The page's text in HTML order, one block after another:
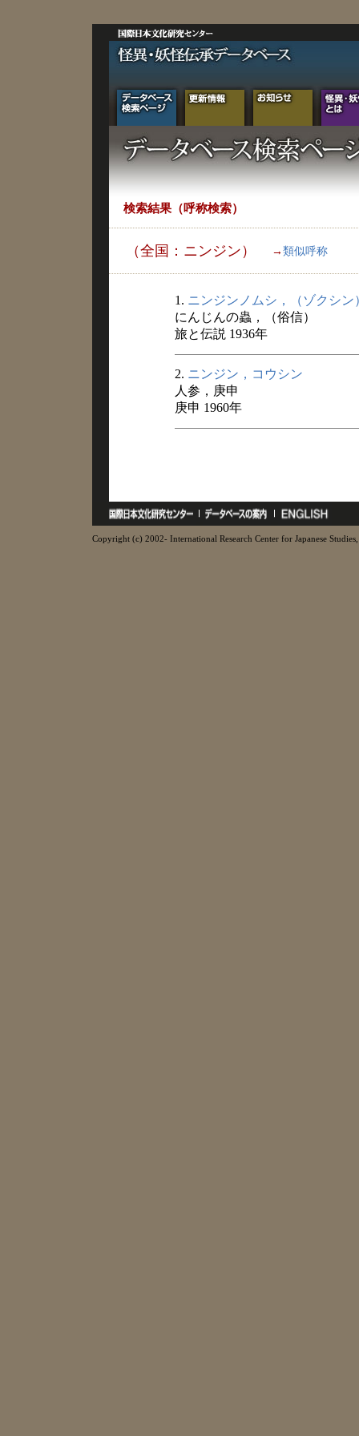
検索結果（呼称検索）
（全国：ニンジン） → 類似呼称
1. ニンジンノムシ，（ゾクシン
にんじんの蟲，（俗信）
旅と伝説 1936年
2. ニンジン，コウシン
人参，庚申
庚申 1960年
Copyright (c) 2002- International Research Center for Japanese